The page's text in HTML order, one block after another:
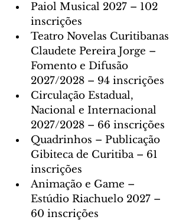
Paiol Musical 2027 – 102
inscrições
Teatro Novelas Curitibanas
Claudete Pereira Jorge –
Fomento e Difusão
2027/2028 – 94 inscrições
Circulação Estadual,
Nacional e Internacional
2027/2028 – 66 inscrições
Quadrinhos – Publicação
Gibiteca de Curitiba – 61
inscrições
Animação e Game –
Estúdio Riachuelo 2027 –
60 inscrições